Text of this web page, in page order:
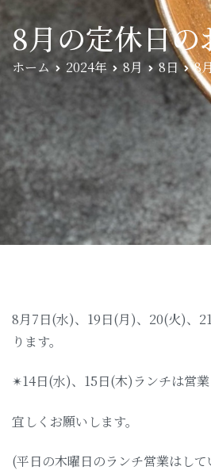
8月の定休日の
ホーム 2024年 8月 8日 8
8月7日(水)、19日(月)、20(火)、
ります。
✴︎14日(水)、15日(木)ランチは営業
宜しくお願いします。
(平日の木曜日のランチ営業はし